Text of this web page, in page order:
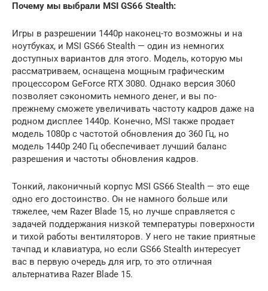
Почему мы выбрали MSI GS66 Stealth:
Игры в разрешении 1440p наконец-то возможны и на
ноутбуках, и MSI GS66 Stealth — один из немногих
доступных вариантов для этого. Модель, которую мы
рассматриваем, оснащена мощным графическим
процессором GeForce RTX 3080. Однако версия 3060
позволяет сэкономить немного денег, и вы по-
прежнему сможете увеличивать частоту кадров даже на
родном дисплее 1440p. Конечно, MSI также продает
модель 1080p с частотой обновления до 360 Гц, но
модель 1440p 240 Гц обеспечивает лучший баланс
разрешения и частоты обновления кадров.
Тонкий, лаконичный корпус MSI GS66 Stealth — это еще
одно его достоинство. Он не намного больше или
тяжелее, чем Razer Blade 15, но лучше справляется с
задачей поддержания низкой температуры поверхности
и тихой работы вентиляторов. У него не такие приятные
тачпад и клавиатура, но если GS66 Stealth интересует
вас в первую очередь для игр, то это отличная
альтернатива Razer Blade 15.